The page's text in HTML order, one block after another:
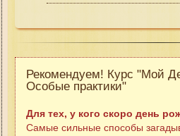
Рекомендуем! Курс "Мой
Особые практики"
Для тех, у кого скоро день
Самые сильные способы